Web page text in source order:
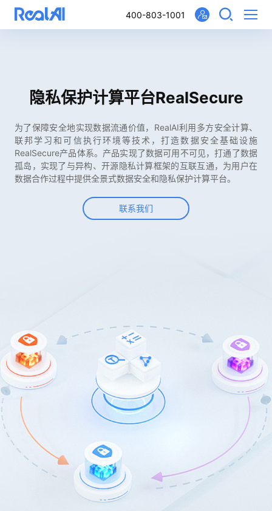
400-803-1001
隐私保护计算平台RealSecure
为了保障安全地实现数据流通价值，RealAI利用多方安全计算、
联邦学习和可信执行环境等技术，打造数据安全基础设施
RealSecure产品体系。产品实现了数据可用不可见，打通了数据
孤岛，实现了与异构、开源隐私计算框架的互联互通，为用户在
数据合作过程中提供全景式数据安全和隐私保护计算平台。
联系我们